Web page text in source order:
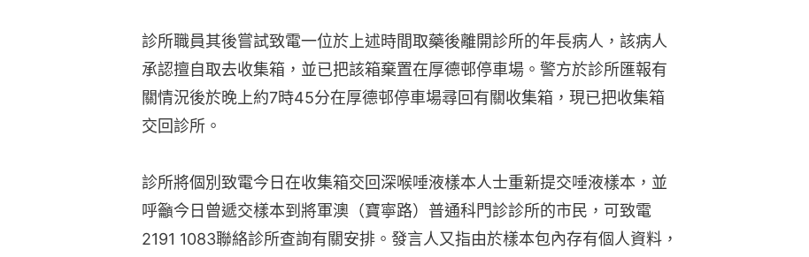
診所職員其後嘗試致電一位於上述時間取藥後離開診所的年長病人，該病人
承認擅自取去收集箱，並已把該箱棄置在厚德邨停車場。警方於診所匯報有
關情況後於晚上約7時45分在厚德邨停車場尋回有關收集箱，現已把收集箱
交回診所。
診所將個別致電今日在收集箱交回深喉唾液樣本人士重新提交唾液樣本，並
呼籲今日曾遞交樣本到將軍澳（寶寧路）普通科門診診所的市民，可致電
2191 1083聯絡診所查詢有關安排。發言人又指由於樣本包內存有個人資料，